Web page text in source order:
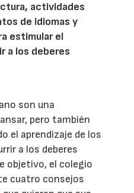
actividades
de idiomas y
estimular el
a los deberes
son una
pero también
el aprendizaje de los
a los deberes
objetivo, el colegio
cuatro consejos